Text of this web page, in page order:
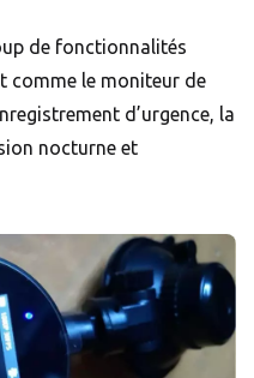
de fonctionnalités
comme le moniteur de
d’urgence, la
nocturne et